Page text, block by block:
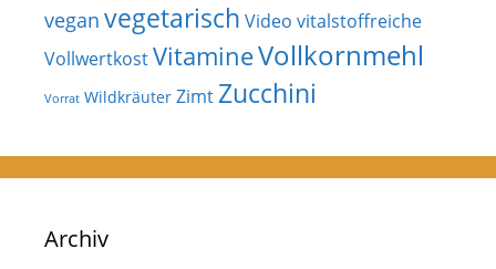
vegan vegetarisch Video vitalstoffreiche
VollwertkostVitamineVollkornmehl
Vorrat Wildkräuter Zimt Zucchini
Archiv